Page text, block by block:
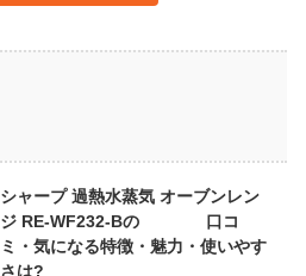
シャープ 過熱水蒸気 オーブンレン
ジ RE-WF232-Bの 口コ
ミ・気になる特徴・魅力・使いやす
さは?